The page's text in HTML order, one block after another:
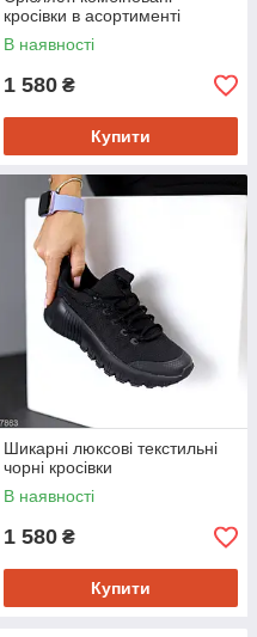
кросівки в асортименті
В наявності
1 580 ₴
Купити
Шикарні люксові текстильні
чорні кросівки
В наявності
1 580 ₴
Купити